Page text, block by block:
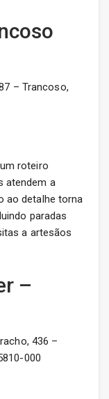
– Trancoso,
roteiro
atendem a
ao detalhe torna
paradas
a artesãos
–
436 –
000